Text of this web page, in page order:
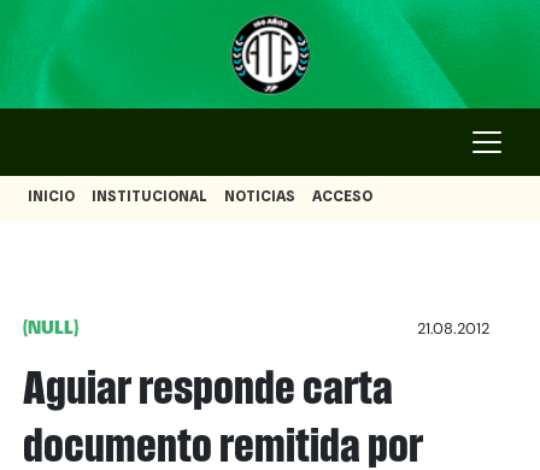
INICIO INSTITUCIONAL NOTICIAS ACCESO
(NULL) 21.08.2012
Aguiar responde carta
documento remitida por